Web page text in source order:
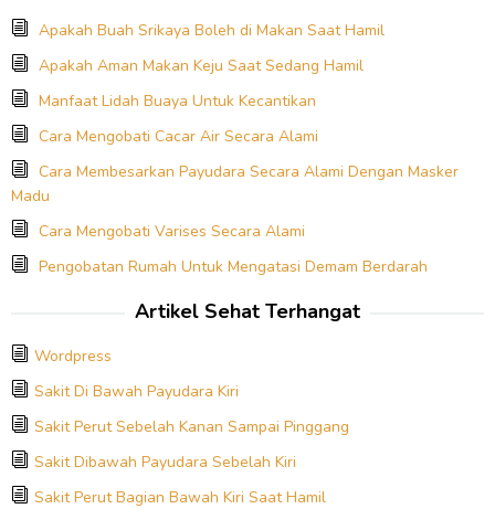
Apakah Buah Srikaya Boleh di Makan Saat Hamil
Apakah Aman Makan Keju Saat Sedang Hamil
Manfaat Lidah Buaya Untuk Kecantikan
Cara Mengobati Cacar Air Secara Alami
Cara Membesarkan Payudara Secara Alami Dengan Masker
Madu
Cara Mengobati Varises Secara Alami
Pengobatan Rumah Untuk Mengatasi Demam Berdarah
Artikel Sehat Terhangat
Wordpress
Sakit Di Bawah Payudara Kiri
Sakit Perut Sebelah Kanan Sampai Pinggang
Sakit Dibawah Payudara Sebelah Kiri
Sakit Perut Bagian Bawah Kiri Saat Hamil